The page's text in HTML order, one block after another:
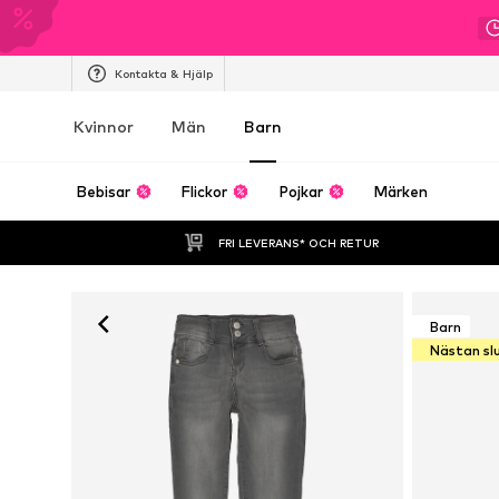
Kontakta & Hjälp
Kvinnor Män Barn
Bebisar Flickor Pojkar Märken
FRI LEVERANS* OCH RETUR
Barn
Nästan